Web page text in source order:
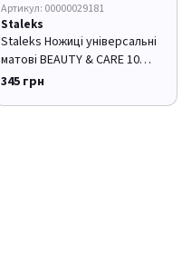
Артикул: 00000029181
Staleks
Staleks Ножиці універсальні
матові BEAUTY & CARE 10
TYPE 4
345 грн